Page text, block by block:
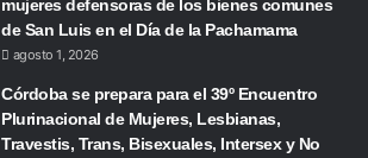
mujeres defensoras de los bienes comunes
de San Luis en el Día de la Pachamama
agosto 1, 2026
Córdoba se prepara para el 39º Encuentro
Plurinacional de Mujeres, Lesbianas,
Travestis, Trans, Bisexuales, Intersex y No